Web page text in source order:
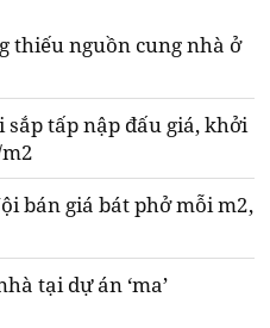
thiếu nguồn cung nhà ở
tấp nập đấu giá, khởi
bán giá bát phở mỗi m2,
tại dự án ‘ma’